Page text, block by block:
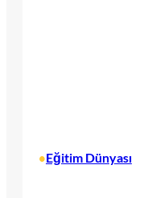
•Eğitim Dünyası